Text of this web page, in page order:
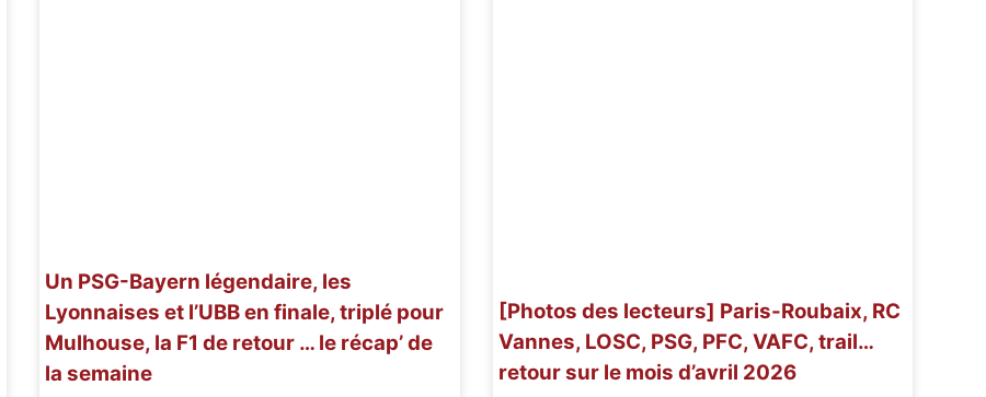
Un PSG-Bayern légendaire, les
Lyonnaises et l’UBB en finale, triplé pour
Mulhouse, la F1 de retour … le récap’ de
la semaine
[Photos des lecteurs] Paris-Roubaix, RC
Vannes, LOSC, PSG, PFC, VAFC, trail…
retour sur le mois d’avril 2026